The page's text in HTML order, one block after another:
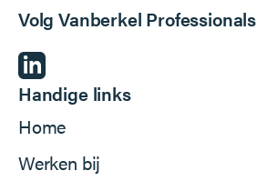
Volg Vanberkel Professionals
Handige links
Home
Werken bij